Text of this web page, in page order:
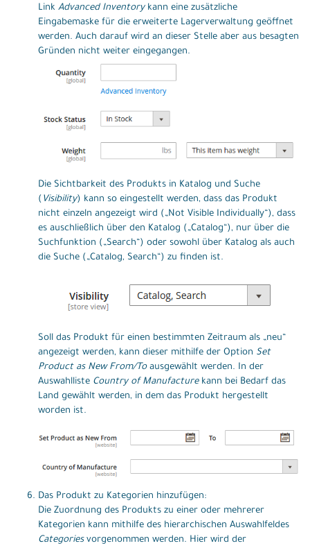
Link Advanced Inventorykann eine zusätzliche
Eingabemaske für die erweiterte Lagerverwaltung geöffnet
werden. Auch darauf wird an dieser Stelle aber aus besagten
Gründen nicht weiter eingegangen.
Die Sichtbarkeit des Produkts in Katalog und Suche
( Visibility) kann so eingestellt werden, dass das Produkt
nicht einzeln angezeigt wird („Not Visible Individually“), dass
es auschließlich über den Katalog („Catalog“), nur über die
Suchfunktion („Search“) oder sowohl über Katalog als auch
die Suche („Catalog, Search“) zu finden ist.
Soll das Produkt für einen bestimmten Zeitraum als „neu“
angezeigt werden, kann dieser mithilfe der Option Set
Product as New From/Toausgewählt werden. In der
Auswahlliste Country of Manufacturekann bei Bedarf das
Land gewählt werden, in dem das Produkt hergestellt
worden ist.
Das Produkt zu Kategorien hinzufügen:
Die Zuordnung des Produkts zu einer oder mehrerer
Kategorien kann mithilfe des hierarchischen Auswahlfeldes
Categoriesvorgenommen werden. Hier wird der